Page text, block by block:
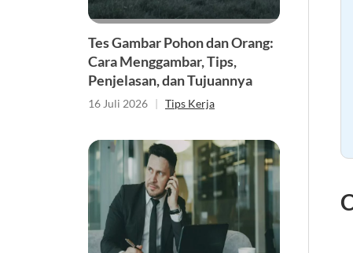
Tes Gambar Pohon dan Orang:
Cara Menggambar, Tips,
Penjelasan, dan Tujuannya
16 Juli 2026 | Tips Kerja